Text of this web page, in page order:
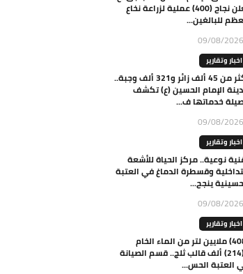
يعلن نجاح (400) عملية لزراعة نخاع
للبالغين...
09/08/2026
اخبار وتقارير
أكثر من 45 ألف زائر و321 ألف وجبة..
الإمام الحسين (ع) تكشف
خدماتها ف...
09/08/2026
اخبار وتقارير
نوعية.. مركز الحياة للأشعة
وقسطرة الدماغ في العتبة
ينجح...
09/08/2026
اخبار وتقارير
(408) ملايين لتر من الماء الخام
و(214) ألف قالب ثلج.. قسم الصيانة
العتبة الحس...